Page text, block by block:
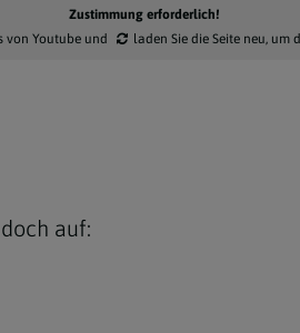
Zustimmung erforderlich!
von Youtube und laden Sie die Seite neu, um
auf: